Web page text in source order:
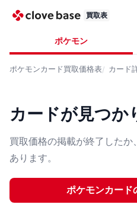
買取表
ポケモン
ポケモンカード買取価格表 カード
カードが見つか
買取価格の掲載が終了した
あります。
ポケモンカード